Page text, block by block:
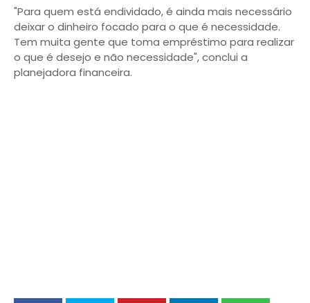
"Para quem está endividado, é ainda mais necessário
deixar o dinheiro focado para o que é necessidade.
Tem muita gente que toma empréstimo para realizar
o que é desejo e não necessidade", conclui a
planejadora financeira.